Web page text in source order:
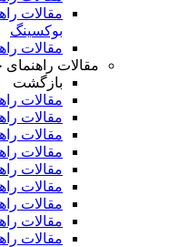
مقالات
بوکسینگ
مقالات
مقالات
بازگشت
مقالات
مقالات
مقالات
مقالات
مقالات
مقالات
مقالات
مقالات
مقالات